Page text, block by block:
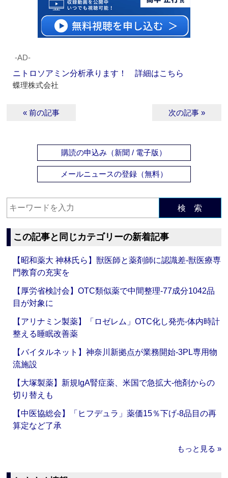
‐AD‐
ニトロソアミン分析承ります！ 詳細はこちら
蝶理株式会社
« 前の記事 次の記事 »
購読の申込み（新聞 / 電子版）
メールニュースの登録（無料）
検 索
この記事と同じカテゴリーの新着記事
【昭和薬大 神林氏ら】獣医師と薬剤師に認識差‐獣医療専
門教育の充実を
【厚労省検討会】OTC類似薬で中間整理‐77成分1042品
目が対象に
【アリナミン製薬】「ロゼレム」OTC化し発売‐体内時計
整える睡眠改善薬
【バイタルネット】神奈川新拠点が業務開始‐3PL専用物
流施設
【大塚製薬】新規IgA腎症薬、米国で急拡大‐他剤からの
切り替えも
【中医協総会】「ヒフデュラ」薬価15％下げ‐8品目の再
算定など了承
もっと見る »